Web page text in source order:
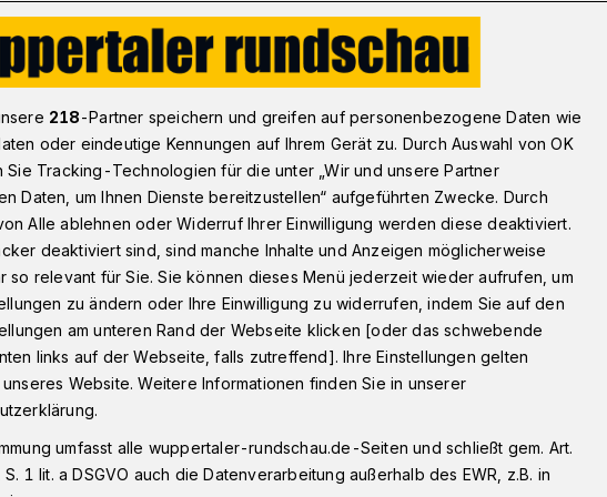
Strafe nach motorisiertem Duell verkürzt
auf der B7:
verkürzt
hatte sich wegen eines
Landgericht zu verantworten. Im
Friedrich-Engels-Allee in ein
gewesen sein. Das Amtsgericht hatte
von 1.350 Euro und 10 Monaten
218-Partner speichern und greifen auf personenbezogene Daten wie
oder eindeutige Kennungen auf Ihrem Gerät zu. Durch Auswahl von OK
Sie Tracking-Technologien für die unter „Wir und unsere Partner
Daten, um Ihnen Dienste bereitzustellen“ aufgeführten Zwecke. Durch
Alle ablehnen oder Widerruf Ihrer Einwilligung werden diese deaktiviert.
deaktiviert sind, sind manche Inhalte und Anzeigen möglicherweise
so relevant für Sie. Sie können dieses Menü jederzeit wieder aufrufen, um
zu ändern oder Ihre Einwilligung zu widerrufen, indem Sie auf den
am unteren Rand der Webseite klicken [oder das schwebende
links auf der Webseite, falls zutreffend]. Ihre Einstellungen gelten
Website. Weitere Informationen finden Sie in unserer
umfasst alle wuppertaler-rundschau.de-Seiten und schließt gem. Art.
1 lit. a DSGVO auch die Datenverarbeitung außerhalb des EWR, z.B. in